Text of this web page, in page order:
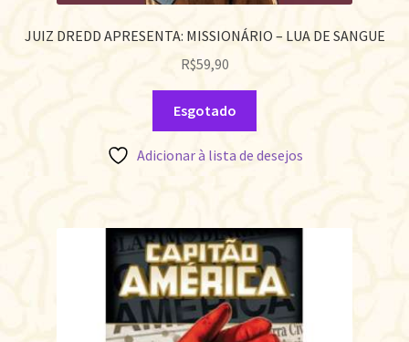
JUIZ DREDD APRESENTA: MISSIONÁRIO – LUA DE SANGUE
R$59,90
Esgotado
Adicionar à lista de desejos